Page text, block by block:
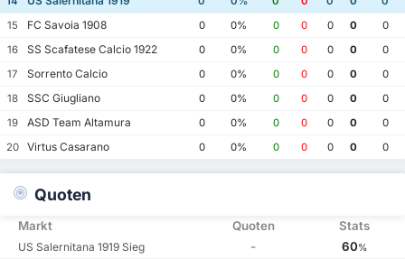
15
FC Savoia 1908 0 0% 0 0 0 0
0
16
SS Scafatese Calcio 1922 0 0% 0 0 0 0
0
17
Sorrento Calcio 0 0% 0 0 0 0
0
18
SSC Giugliano 0 0% 0 0 0 0
0
19
ASD Team Altamura 0 0% 0 0 0 0
0
20
Virtus Casarano 0 0% 0 0 0 0 0
Quoten
Markt Quoten Stats
US Salernitana 1919 Sieg - 60%